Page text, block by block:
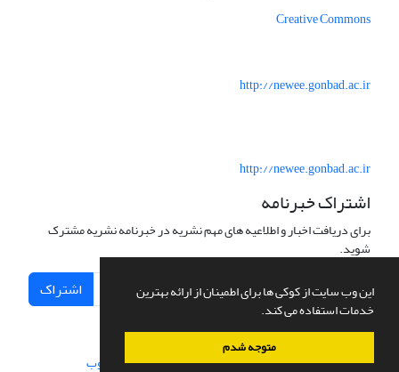
این وب سایت از کوکی ها برای اطمینان از ارائه بهترین
خدمات استفاده می کند.
متوجه شدم
Creative Commons
http://newee.gonbad.ac.ir
http://newee.gonbad.ac.ir
اشتراک خبرنامه
برای دریافت اخبار و اطلاعیه های مهم نشریه در خبرنامه نشریه مشترک
شوید.
اشتراک
سامانه مدیریت نشریات علمی.طراحی و پیاده سازی از سیناوب